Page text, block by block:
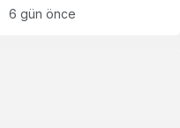
Aydıncık yangınına
6 gün önce